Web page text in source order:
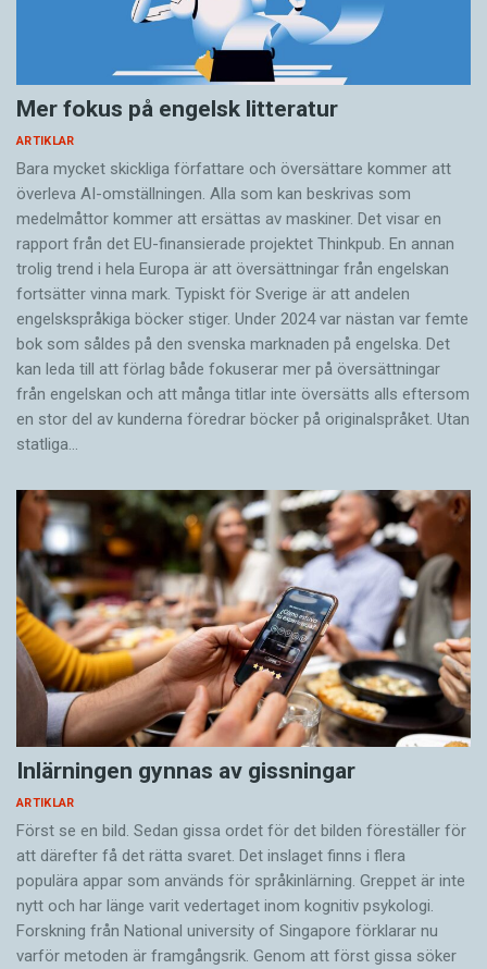
Mer fokus på engelsk litteratur
ARTIKLAR
Bara mycket skickliga författare och översättare ­kommer att
överleva AI-omställningen. Alla som kan beskrivas som
medelmåttor kommer att ersättas av maskiner. Det visar en
rapport från det EU-finansierade projektet Thinkpub. En annan
trolig trend i hela Europa är att översättningar från engelskan
fortsätter vinna mark. Typiskt för Sverige är att andelen
engelskspråkiga böcker stiger. Under 2024 var nästan var femte
bok som såldes på den svenska marknaden på engelska. Det
kan leda till att förlag både fokuserar mer på översättningar
från engelskan och att många titlar inte översätts alls eftersom
en stor del av kunderna föredrar böcker på originalspråket. Utan
statliga…
Inlärningen gynnas av gissningar
ARTIKLAR
Först se en bild. Sedan gissa ordet för det bilden föreställer för
att därefter få det rätta svaret. Det inslaget finns i flera
populära appar som används för språkinlärning. Greppet är inte
nytt och har länge varit vedertaget inom kognitiv psykologi.
Forskning från National university of Singa­pore förklarar nu
varför metoden är framgångsrik. Genom att först gissa ­söker